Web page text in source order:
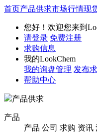
首页产品供求市场行情现
您好！欢迎您来到
请登录 免费注册
求购信息
我的LookChem
我的询盘管理 发布
帮助中心
产品供求
产品
产品 公司 求购 资讯